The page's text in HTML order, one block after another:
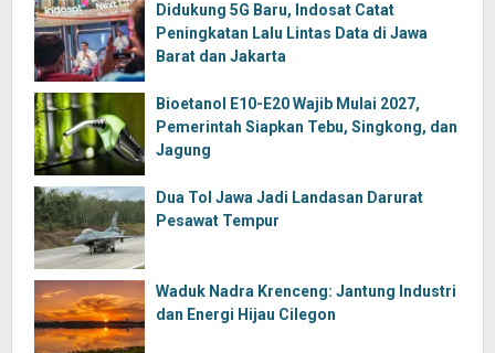
Didukung 5G Baru, Indosat Catat
Peningkatan Lalu Lintas Data di Jawa
Barat dan Jakarta
Bioetanol E10-E20 Wajib Mulai 2027,
Pemerintah Siapkan Tebu, Singkong, dan
Jagung
Dua Tol Jawa Jadi Landasan Darurat
Pesawat Tempur
Waduk Nadra Krenceng: Jantung Industri
dan Energi Hijau Cilegon